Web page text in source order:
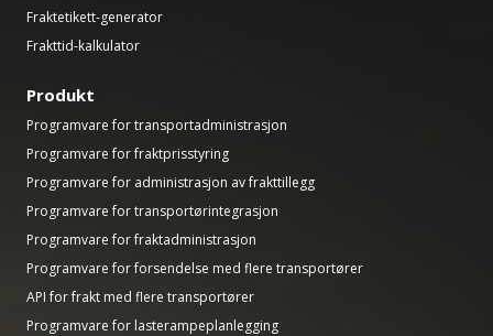
Fraktetikett-generator
Frakttid-kalkulator
Produkt
Programvare for transportadministrasjon
Programvare for fraktprisstyring
Programvare for administrasjon av frakttillegg
Programvare for transportørintegrasjon
Programvare for fraktadministrasjon
Programvare for forsendelse med flere transportører
API for frakt med flere transportører
Programvare for lasterampeplanlegging